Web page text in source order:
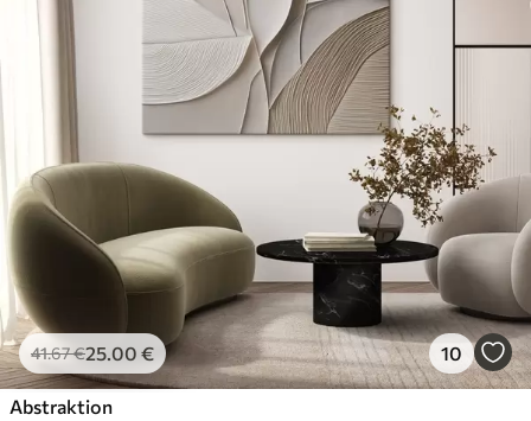
41.67€25.00 € 10
Abstraktion